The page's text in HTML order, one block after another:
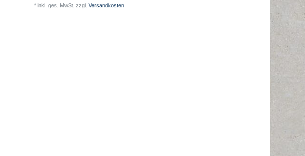
* inkl. ges. MwSt. zzgl. Versandkosten